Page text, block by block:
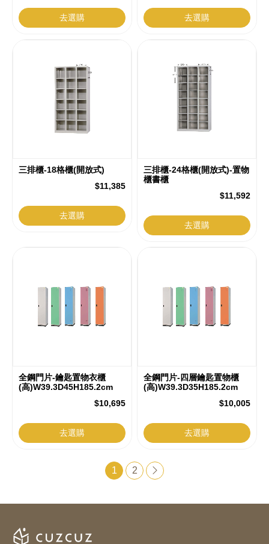
去選購 去選購
三排櫃-18格櫃(開放式)
$11,385
去選購
三排櫃-24格櫃(開放式)-置物
櫃書櫃
$11,592
去選購
全鋼門片-鑰匙置物衣櫃
(高)W39.3D45H185.2cm
$10,695
去選購
全鋼門片-四層鑰匙置物櫃
(高)W39.3D35H185.2cm
$10,005
去選購
1 2